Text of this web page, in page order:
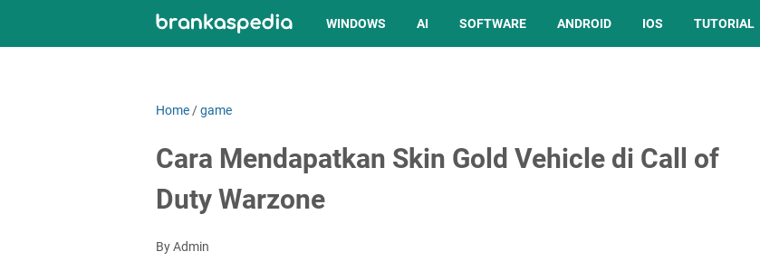
WINDOWS AI SOFTWARE ANDROID IOS TUTORIAL
Home /game
Cara Mendapatkan Skin Gold Vehicle di Call of
Duty Warzone
By Admin